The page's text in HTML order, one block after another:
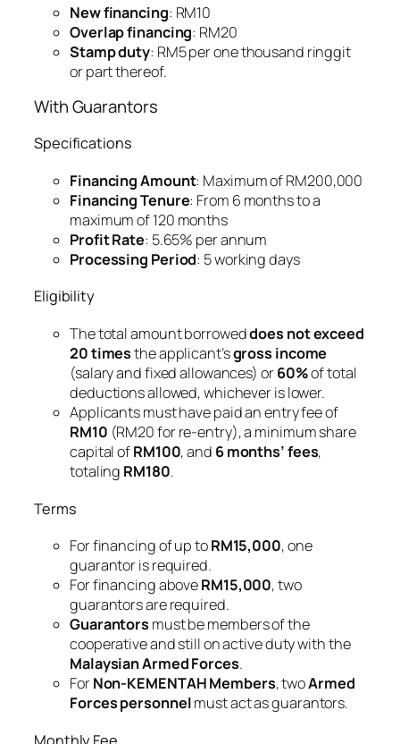
New financing: RM10
Overlap financing: RM20
Stamp duty: RM5 per one thousand ringgit
or part thereof.
With Guarantors
Specifications
Financing Amount: Maximum of RM200,000
Financing Tenure: From 6 months to a
maximum of 120 months
Profit Rate: 5.65% per annum
Processing Period: 5 working days
Eligibility
The total amount borroweddoes not exceed
20 timesthe applicant’sgross income
(salary and fixed allowances) or60%of total
deductions allowed, whichever is lower.
Applicants must have paid an entry fee of
RM10 (RM20 for re-entry), a minimum share
capital ofRM100, and 6 months’ fees,
totaling RM180.
Terms
For financing of up toRM15,000, one
guarantor is required.
For financing aboveRM15,000, two
guarantors are required.
Guarantorsmust be members of the
cooperative and still on active duty with the
Malaysian Armed Forces.
ForNon-KEMENTAH Members, twoArmed
Forces personnelmust act as guarantors.